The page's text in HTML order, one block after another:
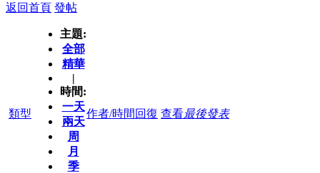
返回首頁 發帖
類型
主題:
全部
精華
|
時間:
一天
兩天
周
月
季
作者/時間 回復 查看最後發表